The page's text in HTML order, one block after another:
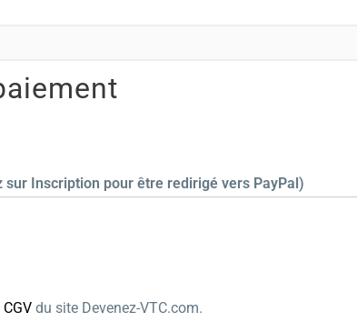
sur Inscription pour être redirigé vers PayPal)
CGV du site Devenez-VTC.com.